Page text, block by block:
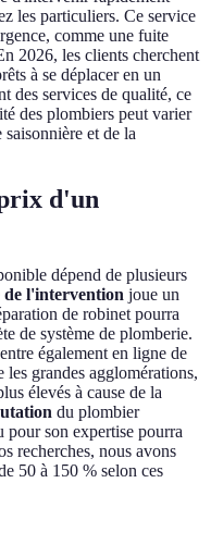
les particuliers. Ce service
comme une fuite
2026, les clients cherchent
à se déplacer en un
des services de qualité, ce
des plombiers peut varier
et de la
d'un
dépend de plusieurs
de l'intervention joue un
de robinet pourra
de système de plomberie.
entre également en ligne de
grandes agglomérations,
élevés à cause de la
du plombier
son expertise pourra
recherches, nous avons
50 à 150 % selon ces